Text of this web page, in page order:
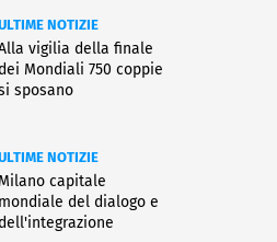
NOTIZIE
vigilia della finale
dei Mondiali 750 coppie
sposano
NOTIZIE
Milano capitale
mondiale del dialogo e
dell'integrazione